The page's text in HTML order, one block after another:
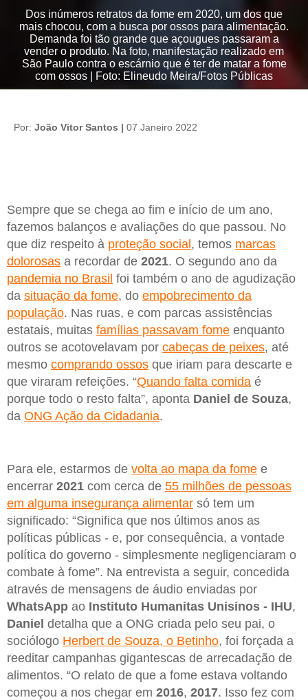
Dos inúmeros retratos da fome em 2020, um dos que
mais chocou, com a busca por ossos para alimentação.
Demanda foi tão grande que açougues passaram a
vender o produto. Na foto, manifestação realizado em
São Paulo contra o escárnio que é ter de matar a fome
com ossos | Foto: Elineudo Meira/Fotos Públicas
Por: João Vitor Santos | 07 Janeiro 2022
Sempre que se chega ao fim e início de um ano,
fazemos balanços e avaliações do que passou. No
que diz respeito à proteção social, temos marcas
dolorosas a recordar de 2021. O segundo ano da
pandemia no Brasil foi também o ano de agudização
da situação da fome, do empobrecimento da
população. Nas ruas, e com parcas assistências
estatais, muitas famílias passavam fome enquanto
outros se acotovelavam por cabeças de peixes, até
mesmo comprando ossos que iriam para descarte e
que viraram refeições. “Quando falta comida é
porque todo o resto falta”, aponta Daniel de Souza,
da ONG Ação da Cidadania.
Para ele, estarmos de volta ao mapa da fome e
encerrar 2021 com cerca de 55 milhões de pessoas
em alguma insegurança alimentar só tem um
significado: “Significa que nos últimos anos as
políticas públicas - e, por consequência, a vontade
política do governo - simplesmente negligenciaram o
combate à fome”. Na entrevista a seguir, concedida
através de mensagens de áudio enviadas por
WhatsApp ao Instituto Humanitas Unisinos - IHU,
Daniel detalha que a ONG criada pelo seu pai, o
sociólogo Herbert de Souza, o Betinho, foi forçada a
reeditar campanhas gigantescas de arrecadação de
alimentos. “O relato de que a fome estava voltando
começou a nos chegar em 2016, 2017. Isso fez com